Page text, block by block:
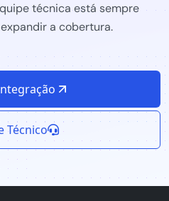
técnica está sempre
a cobertura.
Técnico